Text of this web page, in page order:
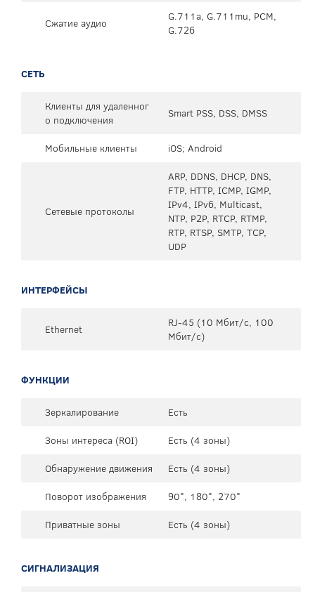
Сжатие аудио
G.711a, G.711mu, PCM,
G.726
СЕТЬ
Клиенты для удаленног
о подключения
Smart PSS, DSS, DMSS
Мобильные клиенты iOS; Android
Сетевые протоколы
ARP, DDNS, DHCP, DNS,
FTP, HTTP, ICMP, IGMP,
IPv4, IPv6, Multicast,
NTP, P2P, RTCP, RTMP,
RTP, RTSP, SMTP, TCP,
UDP
ИНТЕРФЕЙСЫ
Ethernet
RJ-45 (10 Мбит/с, 100
Мбит/с)
ФУНКЦИИ
Зеркалирование
Есть
Зоны интереса (ROI)
Есть (4 зоны)
Обнаружение движения
Есть (4 зоны)
Поворот изображения
90°, 180°, 270°
Приватные зоны
Есть (4 зоны)
СИГНАЛИЗАЦИЯ